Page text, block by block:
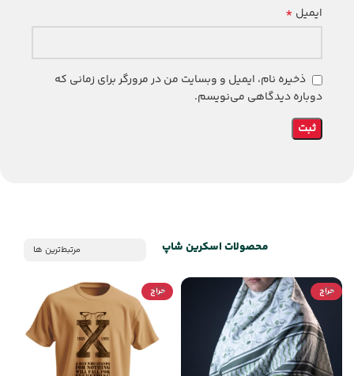
ایمیل *
ذخیره نام، ایمیل و وبسایت من در مرورگر برای زمانی که
دوباره دیدگاهی می‌نویسم.
محصولات اسکرین شاپ مرتبط‌ترین ها
حراج حراج